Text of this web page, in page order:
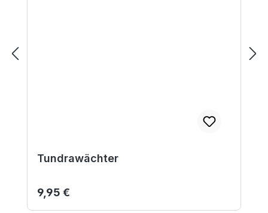
Tundrawächter
Regulärer Preis:
9,95 €